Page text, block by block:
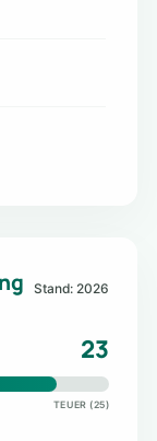
Stand: 2026
23
TEUER (25)